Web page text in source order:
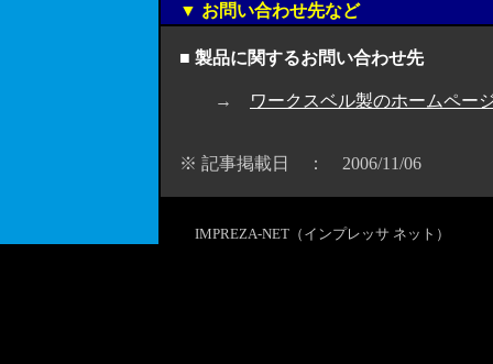
▼ お問い合わせ先など
■ 製品に関するお問い合わせ先
→ ワークスベル製のホームペー
※ 記事掲載日 ： 2006/11/06
IMPREZA-NET（インプレッサ ネット）